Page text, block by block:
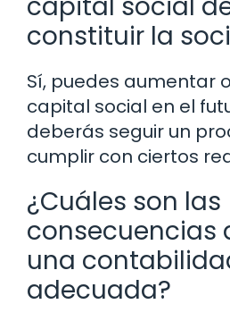
constituir la
Sí, puedes aumentar
capital social en el
deberás seguir un
cumplir con ciertos
¿Cuáles son las
consecuencias
una
adecuada?